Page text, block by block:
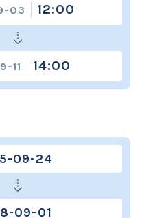
03 12:00
11 14:00
09-24
09-01